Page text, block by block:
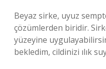
Beyaz sirke, uyuz
çözümlerden biridir.
yüzeyine
bekledim, cildinizi ılık